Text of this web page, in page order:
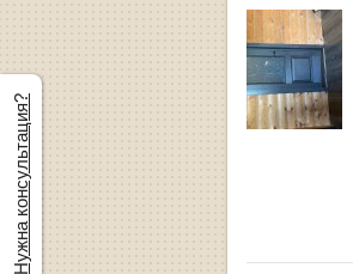
Нужна консультация?